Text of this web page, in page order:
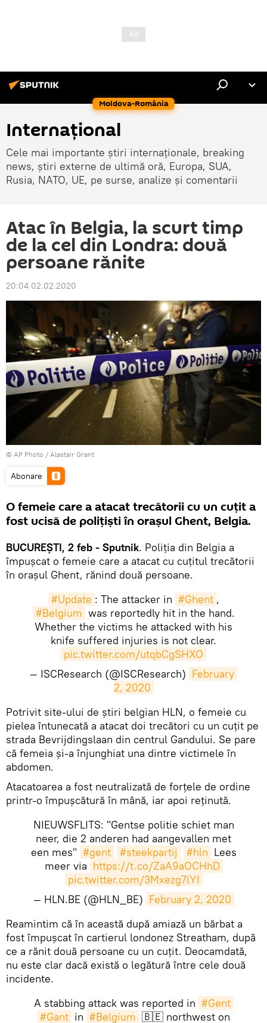
Moldova-România
Internaţional
Cele mai importante știri internaționale, breaking
news, știri externe de ultimă oră, Europa, SUA,
Rusia, NATO, UE, pe surse, analize și comentarii
Atac în Belgia, la scurt timp
de la cel din Londra: două
persoane rănite
20:04 02.02.2020
© AP Photo / Alastair Grant
Abonare
O femeie care a atacat trecătorii cu un cuțit a
fost ucisă de polițiști în orașul Ghent, Belgia.
BUCUREȘTI, 2 feb - Sputnik. Poliția din Belgia a
împușcat o femeie care a atacat cu cuțitul trecătorii
în orașul Ghent, rănind două persoane.
#Update : The attacker in #Ghent ,
#Belgium was reportedly hit in the hand.
Whether the victims he attacked with his
knife suffered injuries is not clear.
pic.twitter.com/utqbCgSHXO
— ISCResearch (@ISCResearch) February
2, 2020
​Potrivit site-ului de știri belgian HLN, o femeie cu
pielea întunecată a atacat doi trecători cu un cuțit pe
strada Bevrijdingslaan din centrul Gandului. Se pare
că femeia și-a înjunghiat una dintre victimele în
abdomen.
Atacatoarea a fost neutralizată de forțele de ordine
printr-o împușcătură în mână, iar apoi reținută.
NIEUWSFLITS: "Gentse politie schiet man
neer, die 2 anderen had aangevallen met
een mes" #gent #steekpartij #hln Lees
meer via https://t.co/ZaA9aOCHhD
pic.twitter.com/3Mxezg7lYI
— HLN.BE (@HLN_BE) February 2, 2020
​Reamintim că în această după amiază un bărbat a
fost împușcat în cartierul londonez Streatham, după
ce a rănit două persoane cu un cuțit. Deocamdată,
nu este clar dacă există o legătură între cele două
incidente.
A stabbing attack was reported in #Gent
#Gant in #Belgium 🇧🇪 northwest on